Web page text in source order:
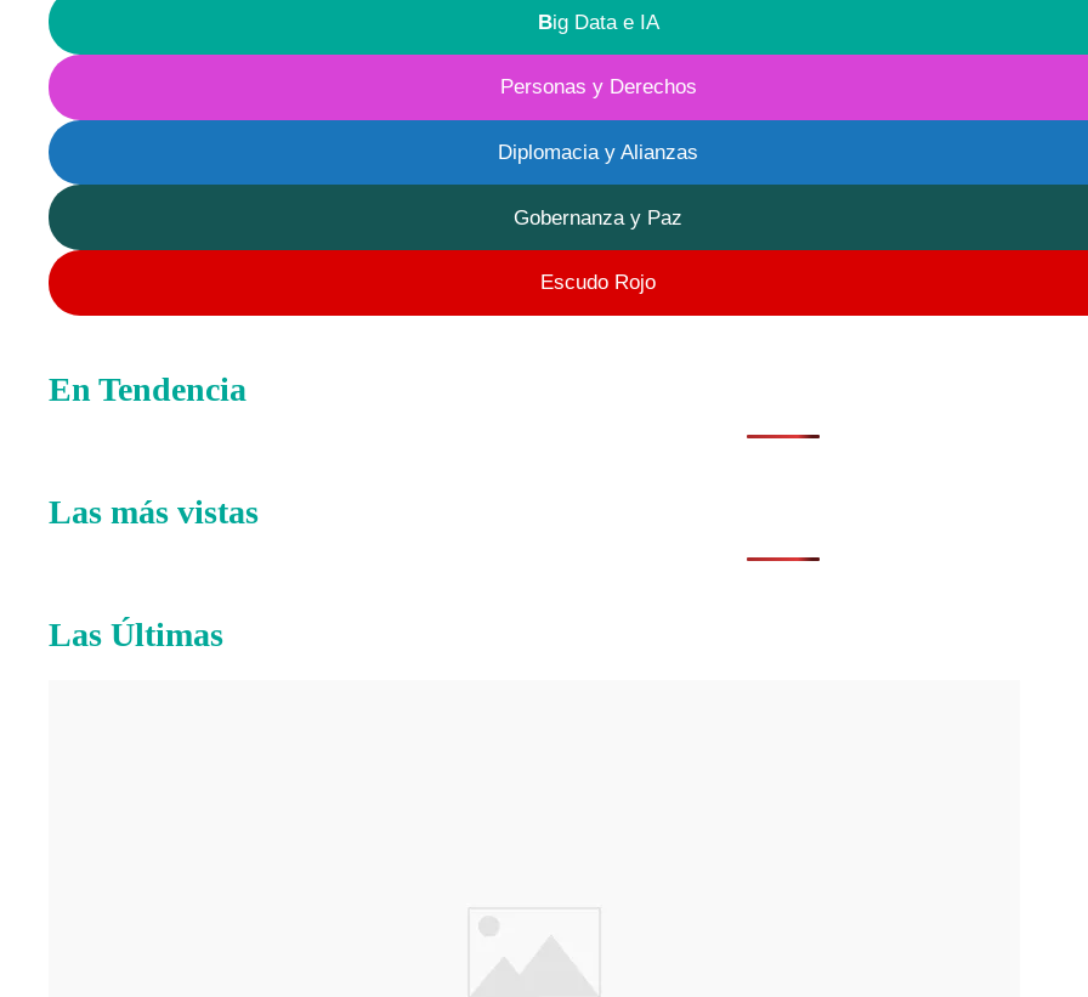
Big Data e IA
Personas y Derechos
Diplomacia y Alianzas
Gobernanza y Paz
Escudo Rojo
En Tendencia
Las más vistas
Las Últimas